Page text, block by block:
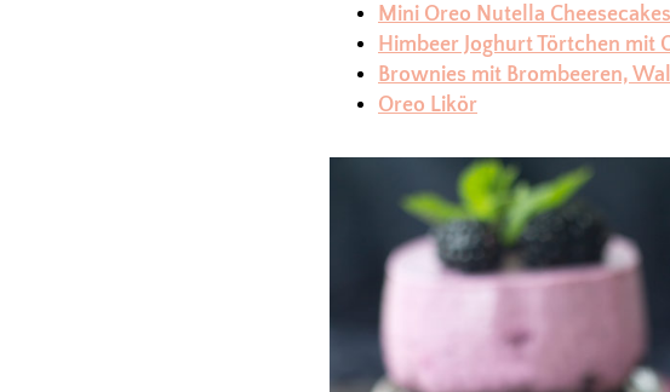
Mini Oreo Nutella Cheesecakes
Himbeer Joghurt Törtchen mit
Brownies mit Brombeeren,
Oreo Likör